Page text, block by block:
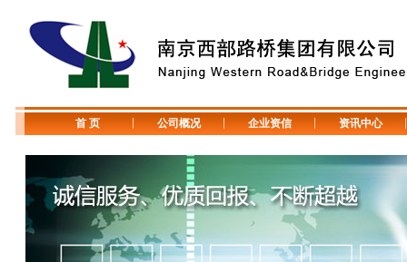
首 页 公司概况 企业资信 资讯中心